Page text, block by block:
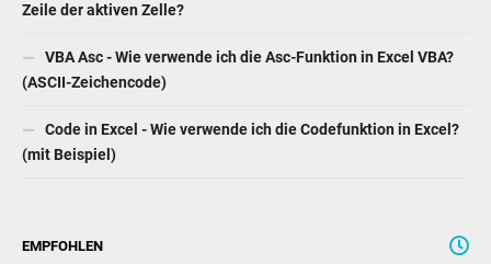
Zeile der aktiven Zelle?
VBA Asc - Wie verwende ich die Asc-Funktion in Excel VBA?
(ASCII-Zeichencode)
Code in Excel - Wie verwende ich die Codefunktion in Excel?
(mit Beispiel)
EMPFOHLEN